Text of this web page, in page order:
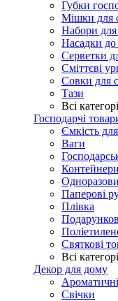
Губки
Мішки для
Набори
Насадки
Серветки
Сміттєві
Совки для
Тази
Всі
Господарчі
Ємкість
Ваги
Контейнери
Паперові
Плівка
Святкові
Всі
Декор для дому
Свічки